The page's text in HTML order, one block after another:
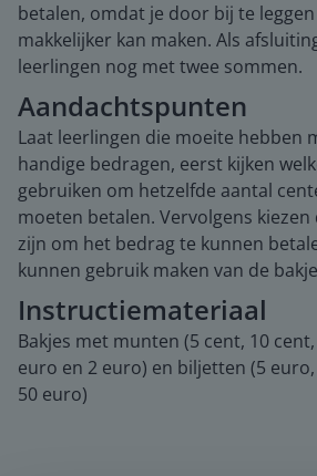
betalen, omdat je door bij te
makkelijker kan maken. Als
leerlingen nog met twee sommen.
Aandachtspunten
Laat leerlingen die moeite hebben
handige bedragen, eerst kijken
gebruiken om hetzelfde aantal
moeten betalen. Vervolgens
zijn om het bedrag te kunnen
kunnen gebruik maken van de
Instructiemateriaal
Bakjes met munten (5 cent, 10
euro en 2 euro) en biljetten (5
50 euro)